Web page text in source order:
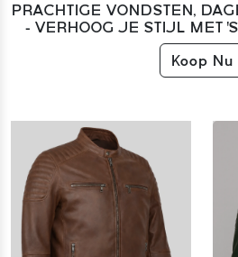
PRACHTIGE VONDSTEN,
- VERHOOG JE STIJL MET
Koop Nu